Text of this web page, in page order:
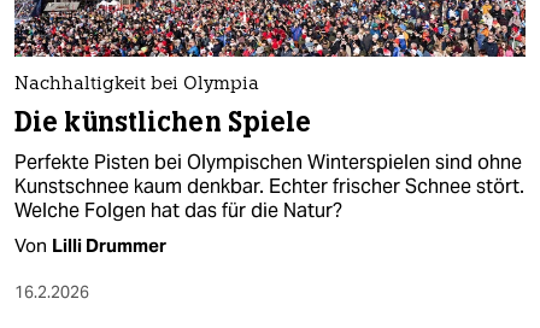
Nachhaltigkeit bei Olympia
Die künstlichen Spiele
Perfekte Pisten bei Olympischen Winterspielen sind ohne
Kunstschnee kaum denkbar. Echter frischer Schnee stört.
Welche Folgen hat das für die Natur?
Von Lilli Drummer
16.2.2026